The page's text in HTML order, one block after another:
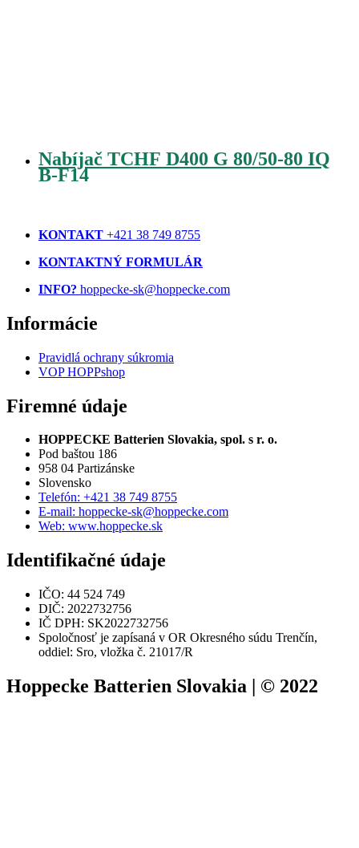
Nabíjač TCHF D400 G 80/50-80 IQ
B-F14
KONTAKT +421 38 749 8755
KONTAKTNÝ FORMULÁR
INFO? hoppecke-sk@hoppecke.com
Informácie
Pravidlá ochrany súkromia
VOP HOPPshop
Firemné údaje
HOPPECKE Batterien Slovakia, spol. s r. o.
Pod baštou 186
958 04 Partizánske
Slovensko
Telefón: +421 38 749 8755
E-mail: hoppecke-sk@hoppecke.com
Web: www.hoppecke.sk
Identifikačné údaje
IČO: 44 524 749
DIČ: 2022732756
IČ DPH: SK2022732756
Spoločnosť je zapísaná v OR Okresného súdu Trenčín,
oddiel: Sro, vložka č. 21017/R
Hoppecke Batterien Slovakia | © 2022